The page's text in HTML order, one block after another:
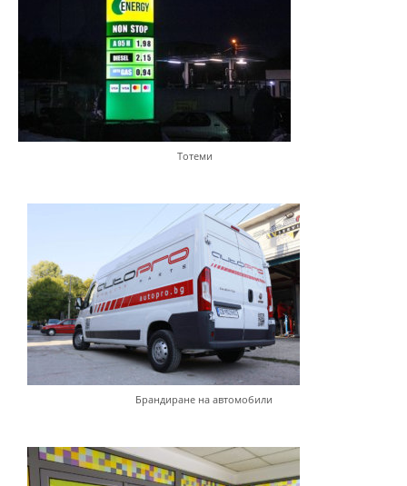
Тотеми
Брандиране на автомобили